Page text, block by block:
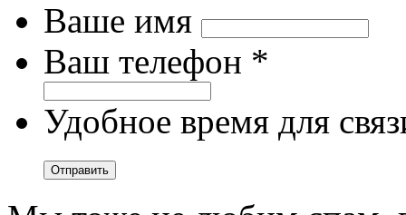
Ваше имя
Ваш телефон *
Удобное время для